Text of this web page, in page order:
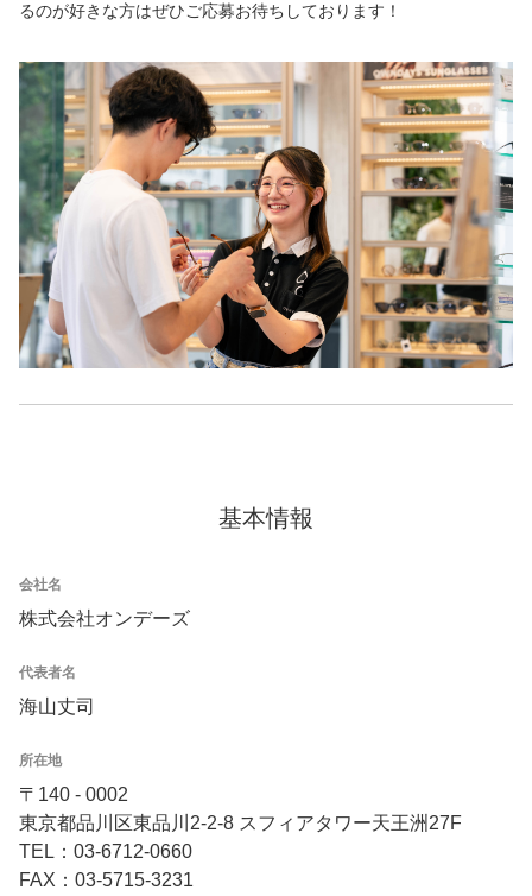
るのが好きな方はぜひご応募お待ちしております！
基本情報
会社名
株式会社オンデーズ
代表者名
海山丈司
所在地
〒140 - 0002
東京都品川区東品川2-2-8 スフィアタワー天王洲27F
TEL：03-6712-0660
FAX：03-5715-3231